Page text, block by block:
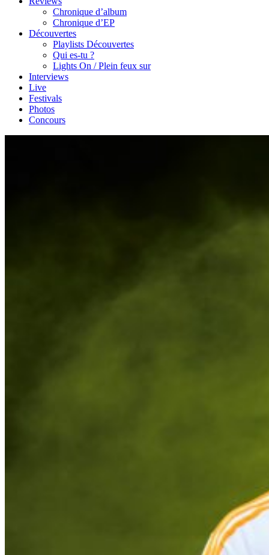
Chronique d’album
Chronique d’EP
Découvertes
Playlists Découvertes
Qui es-tu ?
Lights On / Plein feux sur
Interviews
Live
Festivals
Photos
Concours